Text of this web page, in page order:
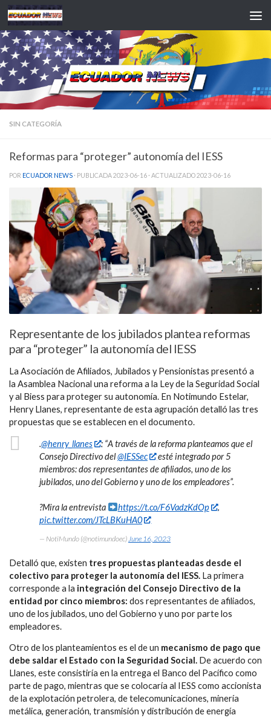
Saltar al contenido
SIN CATEGORÍA
Reformas para “proteger” autonomía del IESS
POR ECUADOR NEWS · PUBLICADA2023-06-16 · ACTUALIZADO2023-06-16
Representante de los jubilados plantea reformas
para “proteger” la autonomía del IESS
La Asociación de Afiliados, Jubilados y Pensionistas presentó a
la Asamblea Nacional una reforma a la Ley de la Seguridad Social
y al Biess para proteger su autonomía. En Notimundo Estelar,
Henry Llanes, representante de esta agrupación detalló las tres
propuestas que se establecen en el documento.
.@henry_llanes
: “A través de la reforma planteamos que el
Consejo Directivo del@IESSec
esté integrado por 5
miembros: dos representantes de afiliados, uno de los
jubilados, uno del Gobierno y uno de los empleadores”.
?Mira la entrevista https://t.co/F6VadzKdOp
.
pic.twitter.com/JTcLBKuHA0
— NotiMundo (@notimundoec) June 16, 2023
Detalló que, existen tres propuestas planteadas desde el
colectivo para proteger la autonomía del IESS. La primera
corresponde a la integración del Consejo Directivo de la
entidad por cinco miembros: dos representantes de afiliados,
uno de los jubilados, uno del Gobierno y uno por parte los
empleadores.
Otro de los planteamientos es el de un mecanismo de pago que
debe saldar el Estado con la Seguridad Social. De acuerdo con
Llanes, este consistiría en la entrega el Banco del Pacífico como
parte de pago, mientras que se colocaría al IESS como accionista
de la explotación petrolera, de telecomunicaciones, minería
metálica, generación, transmisión y distribución de energía